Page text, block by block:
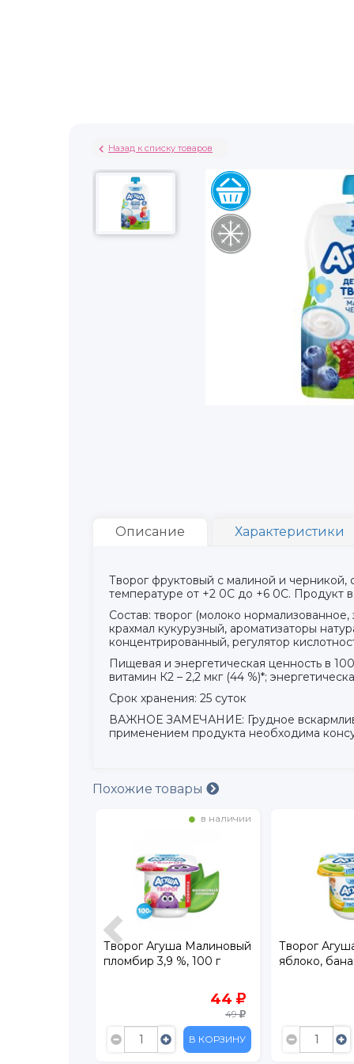
Назад к списку товаров
Описание Характеристики
Творог фруктовый с малиной и
температуре от +2 0С до +6 0С. Продукт
Состав: творог (молоко
крахмал кукурузный, ароматизаторы
концентрированный, регулятор
Пищевая и энергетическая ценность в 100
витамин К2 – 2,2 мкг (44 %)*;
Срок хранения: 25 суток
ВАЖНОЕ ЗАМЕЧАНИЕ: Грудное
применением продукта необходима
Похожие товары
в наличии
Творог Агуша фруктовый
яблоко, банан 3,9% 100 г
44
49
В КОРЗИНУ
Творог
Черника,